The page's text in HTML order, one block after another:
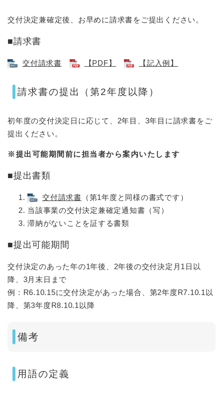
交付決定兼確定後、お早めに請求書をご提出ください。
■請求書
交付請求書 【PDF】 【記入例】
請求書の提出（第2年度以降）
初年度の交付決定日に応じて、2年目、3年目に請求書をご
提出ください。
※提出可能期間前に担当者から案内いたします
■提出書類
交付請求書 （第1年度と同様の書式です）
当該事業の交付決定兼確定通知書（写）
滞納がないことを証する書類
■提出可能期間
交付決定のあった年の1年後、2年後の交付決定月1日以
降、3月末日まで
例：R6.10.15に交付決定があった場合、第2年度R7.10.1以
降、第3年度R8.10.1以降
備考
用語の定義